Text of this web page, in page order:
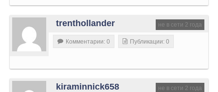
не в сети 2 года
trenthollander
Комментарии: 0 Публикации: 0
не в сети 2 года
kiraminnick658